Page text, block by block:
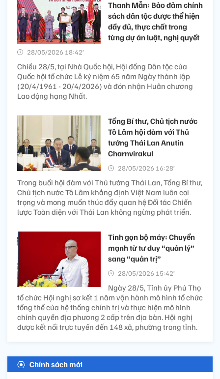
Thanh Mẫn: Bảo đảm chính
sách dân tộc được thể hiện
đầy đủ, thực chất trong
từng dự án luật, nghị quyết
28/05/2026 18:42’
Chiều 28/5, tại Nhà Quốc hội, Hội đồng Dân tộc của
Quốc hội tổ chức Lễ kỷ niệm 65 năm Ngày thành lập
(20/4/1961 - 20/4/2026) và đón nhận Huân chương
Lao động hạng Nhất.
Tổng Bí thư, Chủ tịch nước
Tô Lâm hội đàm với Thủ
tướng Thái Lan Anutin
Charnvirakul
28/05/2026 16:28’
Trong buổi hội đàm với Thủ tướng Thái Lan, Tổng Bí thư,
Chủ tịch nước Tô Lâm khẳng định Việt Nam luôn coi
trọng và mong muốn thúc đẩy quan hệ Đối tác Chiến
lược Toàn diện với Thái Lan không ngừng phát triển.
Tinh gọn bộ máy: Chuyển
mạnh từ tư duy “quản lý”
sang “quản trị”
28/05/2026 15:42’
Ngày 28/5, Tỉnh ủy Phú Thọ
tổ chức Hội nghị sơ kết 1 năm vận hành mô hình tổ chức
tổng thể của hệ thống chính trị và thực hiện mô hình
chính quyền địa phương 2 cấp trên địa bàn. Hội nghị
được kết nối trực tuyến đến 148 xã, phường trong tỉnh.
Chính sách mới